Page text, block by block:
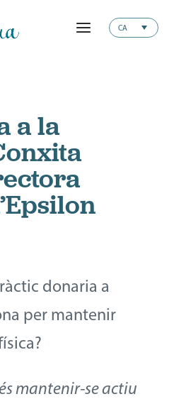
CA
a la
donaria a
per mantenir
mantenir-se actiu